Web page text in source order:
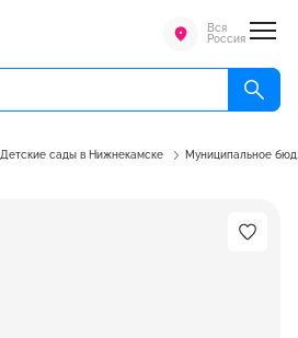
Вся
Россия
Детские сады в Нижнекамске Муниципальное